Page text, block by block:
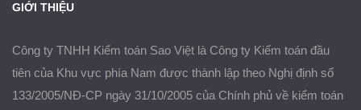
GIỚI THIỆU
Công ty TNHH Kiểm toán Sao Việt là Công ty Kiểm toán đầu
tiên của Khu vực phía Nam được thành lập theo Nghị định số
133/2005/NĐ-CP ngày 31/10/2005 của Chính phủ về kiểm toán